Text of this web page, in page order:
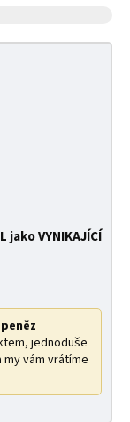
VYNIKAJÍCÍ
jednoduše
my vám vrátíme